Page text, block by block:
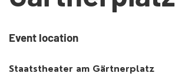
Event location
Staatstheater am Gärtnerplatz